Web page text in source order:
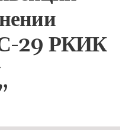
29 РКИК